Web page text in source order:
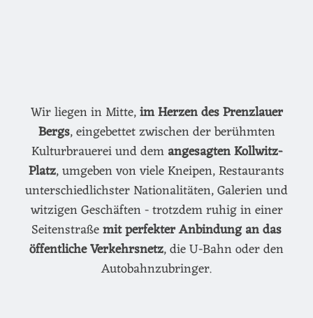
Wir liegen in Mitte,im Herzen des Prenzlauer
Bergs, eingebettet zwischen der berühmten
Kulturbrauerei und demangesagten Kollwitz-
Platz, umgeben von viele Kneipen, Restaurants
unterschiedlichster Nationalitäten, Galerien und
witzigen Geschäften - trotzdem ruhig in einer
Seitenstraßemit perfekter Anbindung an das
öffentliche Verkehrsnetz, die U-Bahn oder den
Autobahnzubringer.